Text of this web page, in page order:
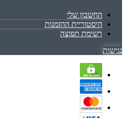
החשבון שלי
היסטוריית ההזמנות
רשימת תפוצה
נגישות